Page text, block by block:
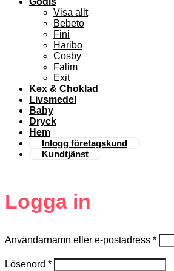
Visa allt
Bebeto
Fini
Haribo
Cosby
Falim
Exit
Kex & Choklad
Livsmedel
Baby
Dryck
Hem
Inlogg företagskund
Kundtjänst
Logga in
Användarnamn eller e-postadress *
Lösenord *